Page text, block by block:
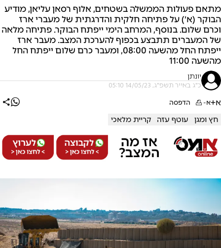
מתאם פעולות הממשלה בשטחים, אלוף רסאן עליאן, מודיע
הבוקר (א׳) על פתיחה חלקית והדרגתית של מעברי ארז
וכרם שלום. בנוסף, המרחב הימי ייפתח הבוקר. פתיחה מלאה
של המעברים תתבצע בכפוף להערכת המצב. מעבר ארז
ייפתח החל מהשעה 08:00, ומעבר כרם שלום ייפתח החל
מהשעה 11:00
יונתן
כ"ג באייר תשפ"ג, 14/05/23 05:10
א+א- הדפסה
חץ ומגן עוטף עזה קריית מלאכי